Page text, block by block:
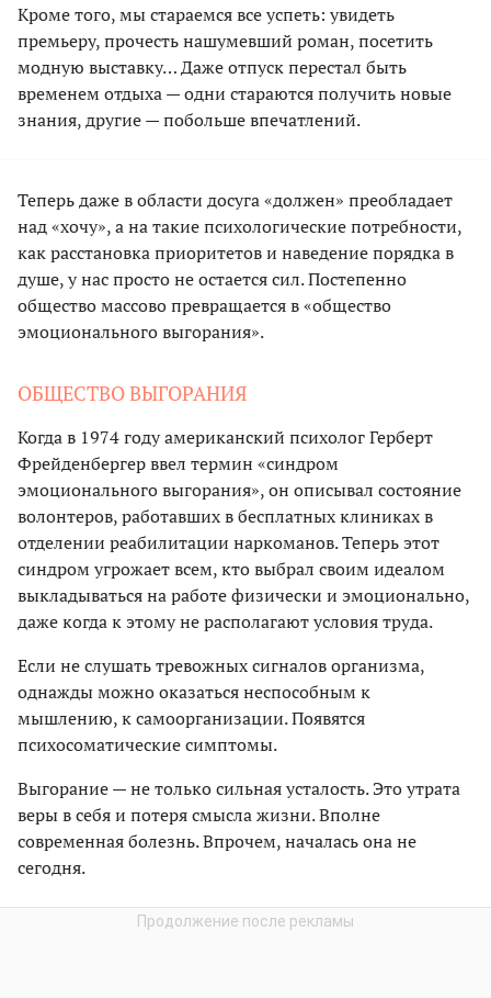
Кроме того, мы стараемся все успеть: увидеть
премьеру, прочесть нашумевший роман, посетить
модную выставку… Даже отпуск перестал быть
временем отдыха — одни стараются получить новые
знания, другие — побольше впечатлений.
Теперь даже в области досуга «должен» преобладает
над «хочу», а на такие психологические потребности,
как расстановка приоритетов и наведение порядка в
душе, у нас просто не остается сил. Постепенно
общество массово превращается в «общество
эмоционального выгорания».
ОБЩЕСТВО ВЫГОРАНИЯ
Когда в 1974 году американский психолог Герберт
Фрейденбергер ввел термин «синдром
эмоционального выгорания», он описывал состояние
волонтеров, работавших в бесплатных клиниках в
отделении реабилитации наркоманов. Теперь этот
синдром угрожает всем, кто выбрал своим идеалом
выкладываться на работе физически и эмоционально,
даже когда к этому не располагают условия труда.
Если не слушать тревожных сигналов организма,
однажды можно оказаться неспособным к
мышлению, к самоорганизации. Появятся
психосоматические симптомы.
Выгорание — не только сильная усталость. Это утрата
веры в себя и потеря смысла жизни. Вполне
современная болезнь. Впрочем, началась она не
сегодня.